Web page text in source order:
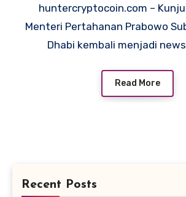
huntercryptocoin.com –
Menteri Pertahanan Prabowo
Dhabi kembali menjadi
Read More
Recent Posts